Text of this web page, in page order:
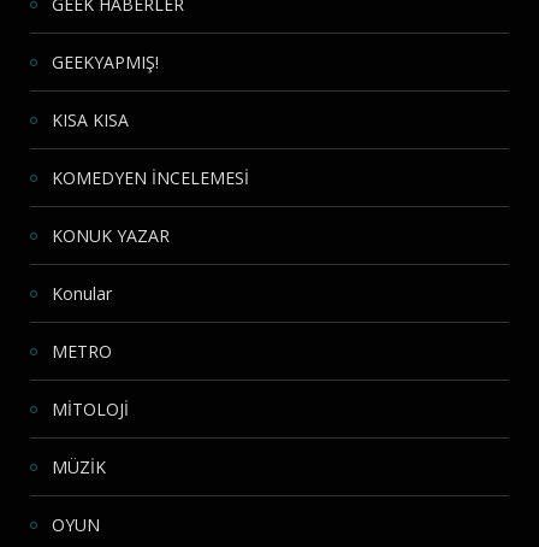
GEEKYAPMIŞ!
KISA KISA
KOMEDYEN İNCELEMESİ
KONUK YAZAR
Konular
METRO
MİTOLOJİ
MÜZİK
OYUN